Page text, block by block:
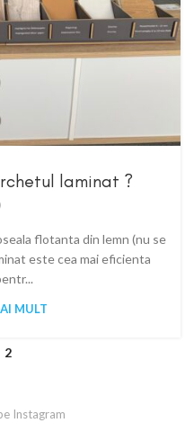
laminat ?
flotanta din lemn (nu se
este cea mai eficienta
MULT
2
Instagram